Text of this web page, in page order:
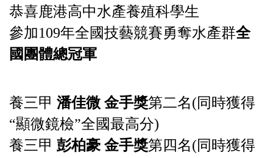
恭喜鹿港高中水產養殖科學生
參加109年全國技藝競賽勇奪水產群全
國團體總冠軍
養三甲 潘佳微 金手獎第二名(同時獲得
“顯微鏡檢”全國最高分)
養三甲 彭柏豪 金手獎第四名(同時獲得